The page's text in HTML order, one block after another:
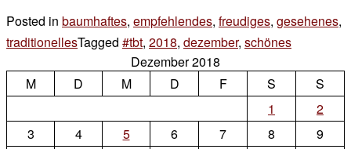
Posted in baumhaftes, empfehlendes, freudiges, gesehenes,
traditionellesTagged #tbt, 2018, dezember, schönes
Comment
#tbt
Dezember 2018
M
D M D F S
S
1
2
3
4 5 6 7 8
9